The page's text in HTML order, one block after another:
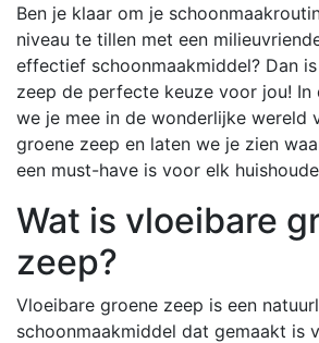
Ben je klaar om je
niveau te tillen met een
effectief schoonmaakmiddel? Dan
zeep de perfecte keuze voor jou!
we je mee in de wonderlijke wereld
groene zeep en laten we je zien
een must-have is voor elk
Wat is vloeibare
zeep?
Vloeibare groene zeep is een
schoonmaakmiddel dat gemaakt is